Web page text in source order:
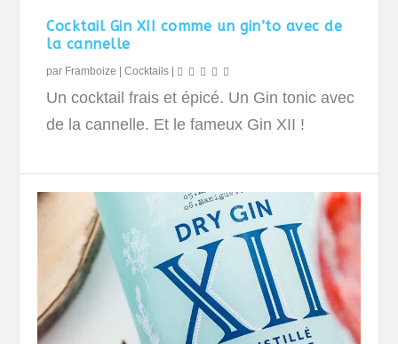
Cocktail Gin XII comme un gin’to avec de
la cannelle
par Framboize |Cocktails |
Un cocktail frais et épicé. Un Gin tonic avec
de la cannelle. Et le fameux Gin XII !